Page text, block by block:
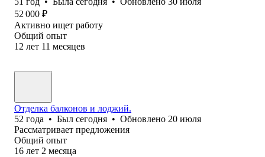
52 000 ₽
Активно ищет работу
Общий опыт
12 лет 11 месяцев
Отделка балконов и лоджий.
52 года • Был сегодня • Обновлено 20 июля
Рассматривает предложения
Общий опыт
16 лет 2 месяца